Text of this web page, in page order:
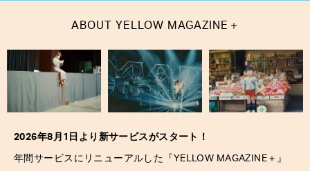
ABOUT YELLOW MAGAZINE ＋
2026年8月1日より新サービスがスタート！
年間サービスにリニューアルした『YELLOW MAGAZINE ＋ 』